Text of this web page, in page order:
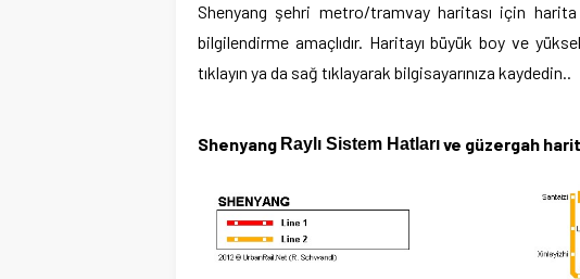
Shenyang şehri metro/tramvay haritası için
bilgilendirme amaçlıdır. Haritayı büyük boy ve
tıklayın ya da sağ tıklayarak bilgisayarınıza kaydedin..
Shenyang Raylı Sistem Hatlarıve güzergah